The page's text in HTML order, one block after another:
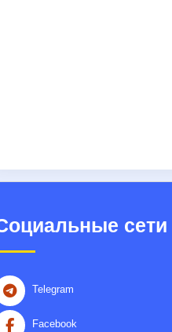
сети
Telegram
Facebook